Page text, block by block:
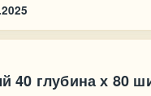
40 глубина х 80